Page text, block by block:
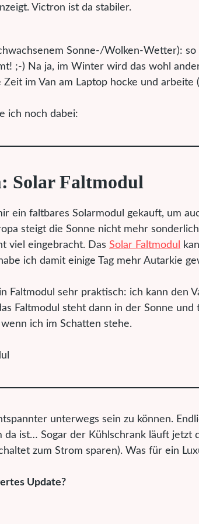
Victron ist da stabiler.
Sonne-/Wolken-Wetter):
;-) Na ja, im Winter wird das wohl
im Van am Laptop hocke und
ich noch dabei:
Solar Faltmodul
ein faltbares Solarmodul gekauft, um
steigt die Sonne nicht mehr
viel eingebracht. Das Solar Faltmodul
ich damit einige Tag mehr Autarkie
Faltmodul sehr praktisch: ich kann den
Faltmodul steht dann in der Sonne
ich im Schatten stehe.
unterwegs sein zu können.
da ist… Sogar der Kühlschrank läuft jetzt
zum Strom sparen). Was für ein
Update?